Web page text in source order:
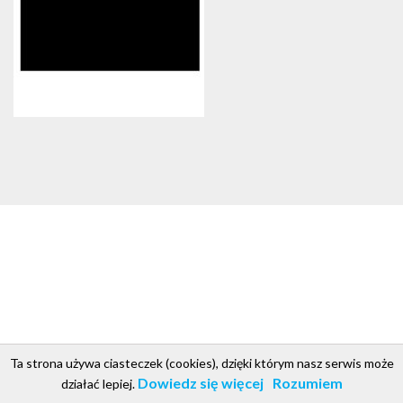
Copyright © 2018. Projekt i realizacja CS Group Polska csgroup.pl
Ta strona używa ciasteczek (cookies), dzięki którym nasz serwis może
działać lepiej. Dowiedz się więcej Rozumiem